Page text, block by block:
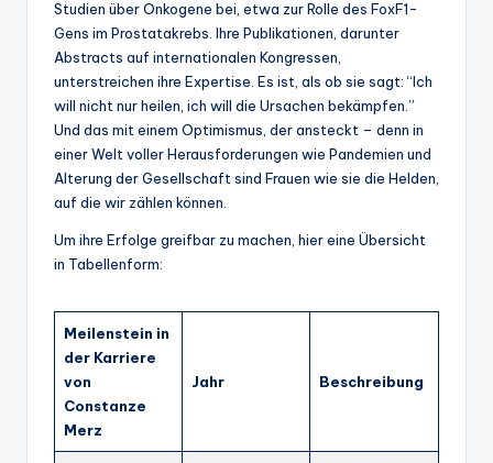
Studien über Onkogene bei, etwa zur Rolle des FoxF1-
Gens im Prostatakrebs. Ihre Publikationen, darunter
Abstracts auf internationalen Kongressen,
unterstreichen ihre Expertise. Es ist, als ob sie sagt: “Ich
will nicht nur heilen, ich will die Ursachen bekämpfen.”
Und das mit einem Optimismus, der ansteckt – denn in
einer Welt voller Herausforderungen wie Pandemien und
Alterung der Gesellschaft sind Frauen wie sie die Helden,
auf die wir zählen können.
Um ihre Erfolge greifbar zu machen, hier eine Übersicht
in Tabellenform:
Meilenstein in
der Karriere
von
Constanze
Merz
Jahr Beschreibung